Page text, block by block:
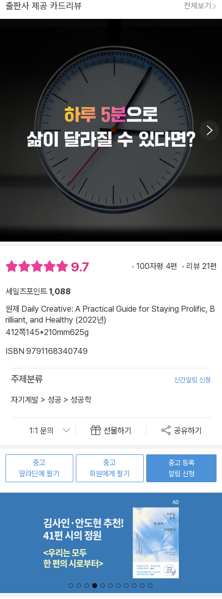
출판사 제공 카드리뷰 전체보기
9.7 100자평 4편 리뷰 21편
세일즈포인트 1,088
원제 Daily Creative: A Practical Guide for Staying Prolific, B
rilliant, and Healthy (2022년)
412쪽145*210mm625g
ISBN 9791168340749
주제분류 신간알림 신청
자기계발 > 성공 > 성공학
선물하기 공유하기
중고
알라딘에 팔기
중고
회원에게 팔기
중고 등록
알림 신청